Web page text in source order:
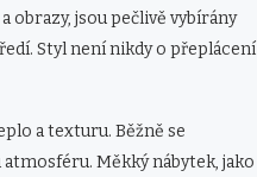
obrazy, jsou pečlivě vybírány
Styl není nikdy o přeplácení
a texturu. Běžně se
Měkký nábytek, jako